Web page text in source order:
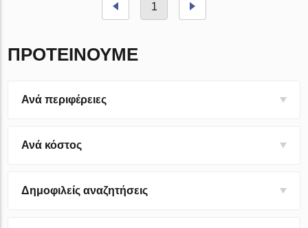
1
ΠΡΟΤΕΊΝΟΥΜΕ
Ανά περιφέρειες
Ανά κόστος
Δημοφιλείς αναζητήσεις